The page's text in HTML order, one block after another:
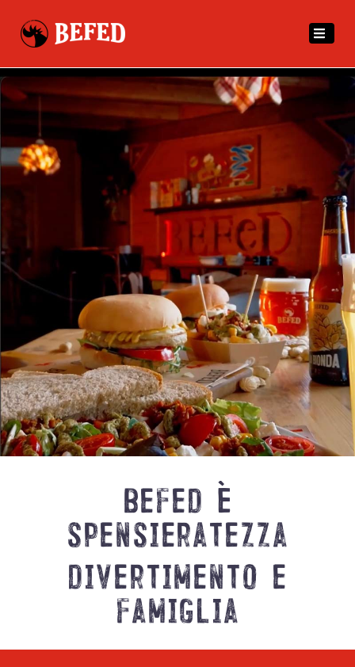
befed è
spensieratezza
divertimento e
famiglia